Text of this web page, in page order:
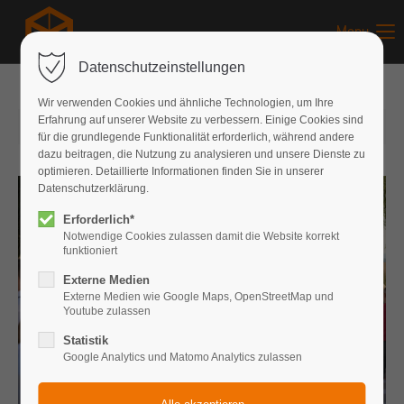
Menu
19.09.2020 von Jonathan Kees (Kommentare: 0)
Datenschutzeinstellungen
Wir verwenden Cookies und ähnliche Technologien, um Ihre
Erfahrung auf unserer Website zu verbessern. Einige Cookies sind
für die grundlegende Funktionalität erforderlich, während andere
dazu beitragen, die Nutzung zu analysieren und unsere Dienste zu
optimieren. Detaillierte Informationen finden Sie in unserer
Datenschutzerklärung.
Erforderlich*
Notwendige Cookies zulassen damit die Website korrekt
funktioniert
Externe Medien
Externe Medien wie Google Maps, OpenStreetMap und
Youtube zulassen
Statistik
Google Analytics und Matomo Analytics zulassen